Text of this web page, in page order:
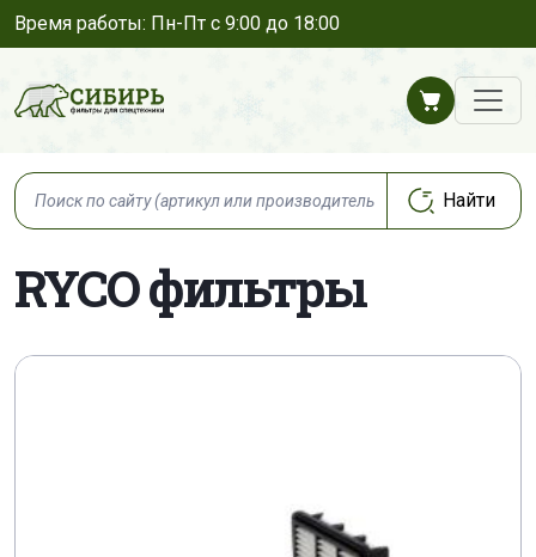
Время работы: Пн-Пт с 9:00 до 18:00
RYCO фильтры